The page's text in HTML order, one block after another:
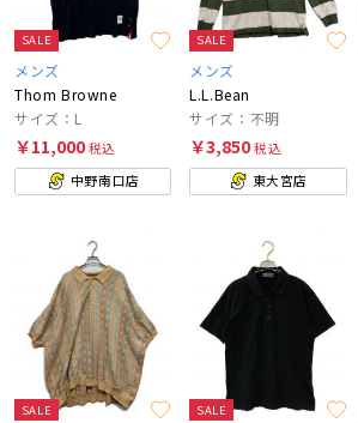
SALE
メンズ
Thom Browne
サイズ：L
￥11,000税込
中野南口店
SALE
メンズ
L.L.Bean
サイズ：不明
￥3,850税込
東大宮店
SALE SALE